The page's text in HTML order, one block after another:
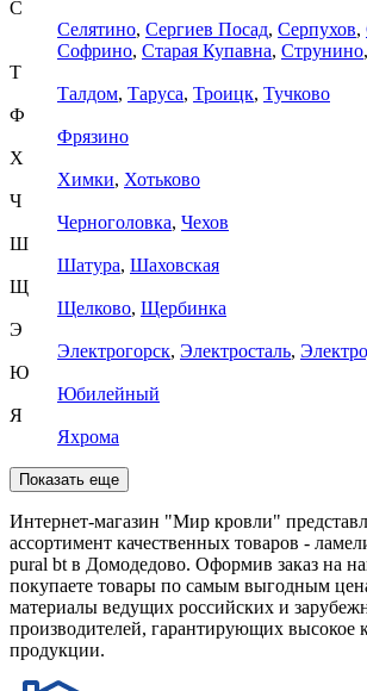
С
Селятино, Сергиев Посад, Серпухов,
Софрино, Старая Купавна, Струнино,
Т
Талдом, Таруса, Троицк, Тучково
Ф
Фрязино
Х
Химки, Хотьково
Ч
Черноголовка, Чехов
Ш
Шатура, Шаховская
Щ
Щелково, Щербинка
Э
Электрогорск, Электросталь,
Ю
Юбилейный
Я
Яхрома
Показать еще
Интернет-магазин "Мир кровли"
ассортимент качественных товаров -
pural bt в Домодедово. Оформив заказ на
покупаете товары по самым выгодным
материалы ведущих российских и
производителей, гарантирующих высокое
продукции.